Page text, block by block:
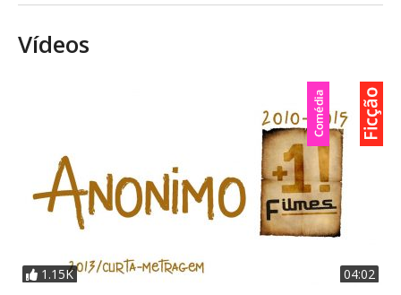
Vídeos
1.15K 04:02